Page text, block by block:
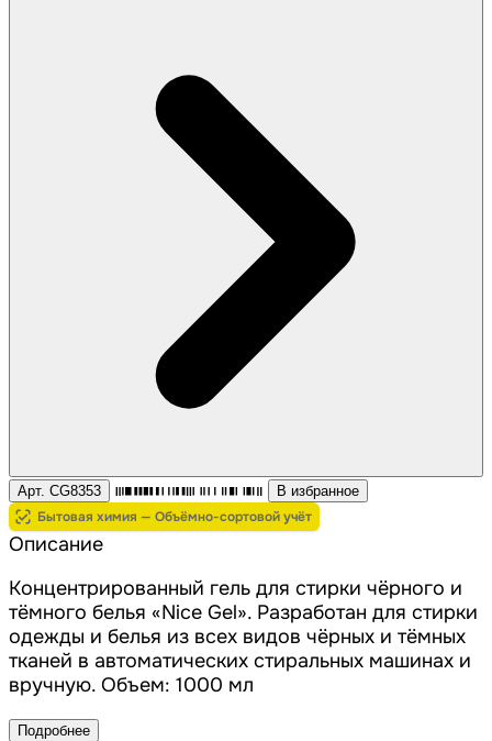
Арт. CG8353 В избранное
Бытовая химия — Объёмно-сортовой учёт
Описание
Концентрированный гель для стирки чёрного и
тёмного белья «Nice Gel». Разработан для стирки
одежды и белья из всех видов чёрных и тёмных
тканей в автоматических стиральных машинах и
вручную. Объем: 1000 мл
Подробнее